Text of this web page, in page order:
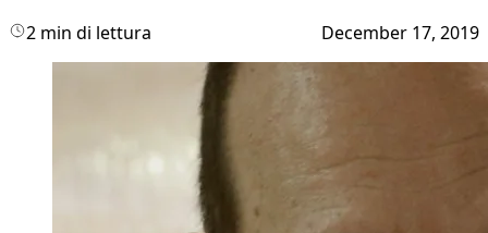
2 min di lettura December 17, 2019